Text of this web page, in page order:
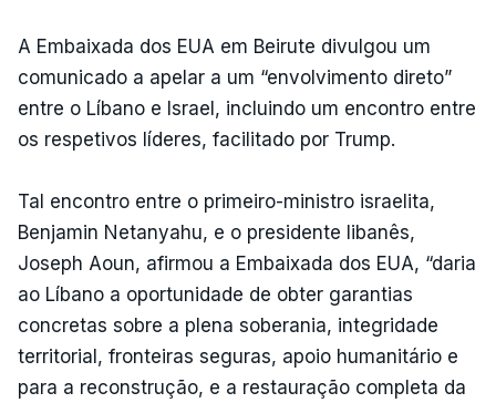
A Embaixada dos EUA em Beirute divulgou um
comunicado a apelar a um “envolvimento direto”
entre o Líbano e Israel, incluindo um encontro entre
os respetivos líderes, facilitado por Trump.
Tal encontro entre o primeiro-ministro israelita,
Benjamin Netanyahu, e o presidente libanês,
Joseph Aoun, afirmou a Embaixada dos EUA, “daria
ao Líbano a oportunidade de obter garantias
concretas sobre a plena soberania, integridade
territorial, fronteiras seguras, apoio humanitário e
para a reconstrução, e a restauração completa da